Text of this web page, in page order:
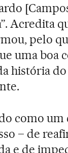
Acredita
pelo
uma boa
história
como um
– de
e de